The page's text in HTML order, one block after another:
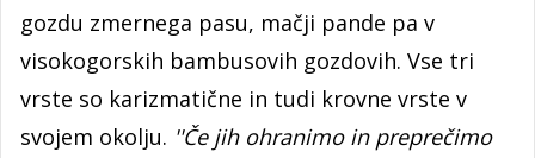
gozdu zmernega pasu, mačji pande pa v
visokogorskih bambusovih gozdovih. Vse tri
vrste so karizmatične in tudi krovne vrste v
svojem okolju. ''Če jih ohranimo in preprečimo